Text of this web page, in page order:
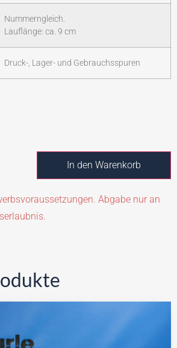
Nummerngleich.
Lauflänge: ca. 9 cm
Druck-, Lager- und Gebrauchsspuren
In den Warenkorb
Abgabe nur an